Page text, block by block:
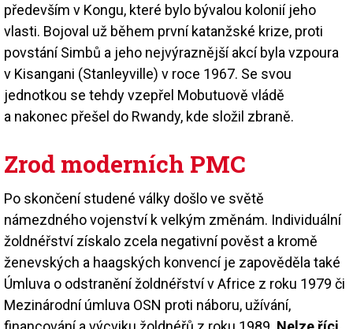
především v Kongu, které bylo bývalou kolonií jeho
vlasti. Bojoval už během první katanžské krize, proti
povstání Simbů a jeho nejvýraznější akcí byla vzpoura
v Kisangani (Stanleyville) v roce 1967. Se svou
jednotkou se tehdy vzepřel Mobutuově vládě
a nakonec přešel do Rwandy, kde složil zbraně.
Zrod moderních PMC
Po skončení studené války došlo ve světě
námezdného vojenství k velkým změnám. Individuální
žoldnéřství získalo zcela negativní pověst a kromě
ženevských a haagských konvencí je zapověděla také
Úmluva o odstranění žoldnéřství v Africe z roku 1979 či
Mezinárodní úmluva OSN proti náboru, užívání,